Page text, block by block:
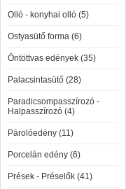
Olló - konyhai olló (5)
Ostyasütő forma (6)
Öntöttvas edények (35)
Palacsintasütő (28)
Paradicsompasszírozó -
Halpasszírozó (4)
Párolóedény (11)
Porcelán edény (6)
Prések - Préselők (41)